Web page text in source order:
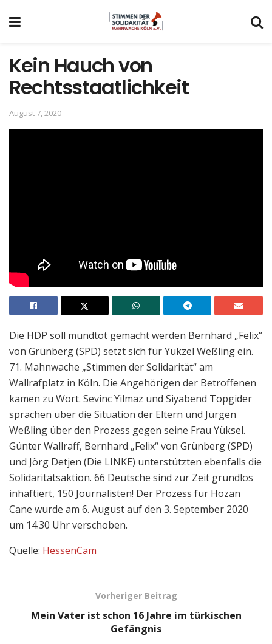
Kein Hauch von
Rechtsstaatlichkeit
August 7, 2020
Die HDP soll mundtot gemacht werden Bernhard „Felix“
von Grünberg (SPD) setzt sich für Yükzel Weßling ein.
71. Mahnwache „Stimmen der Solidarität“ am
Wallrafplatz in Köln. Die Angehörigen der Betroffenen
kamen zu Wort. Sevinc Yilmaz und Siyabend Topgider
sprachen über die Situation der Eltern und Jürgen
Weßling über den Prozess gegen seine Frau Yüksel.
Günter Wallraff, Bernhard „Felix“ von Grünberg (SPD)
und Jörg Detjen (Die LINKE) unterstützten ebenfalls die
Solidaritätsaktion. 66 Deutsche sind zur Zeit grundlos
inhaftiert, 150 Journalisten! Der Prozess für Hozan
Cane wurde am 6. August auf den 3. September 2020
um 14.30 Uhr verschoben.
Quelle: HessenCam
Vorheriger Beitrag
Mein Vater ist schon 16 Jahre im türkischen
Gefängnis